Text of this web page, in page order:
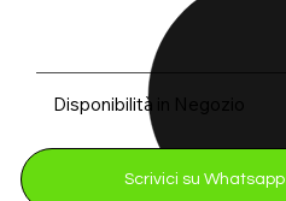
Disponibilità in Negozio
Scrivici su Whatsapp